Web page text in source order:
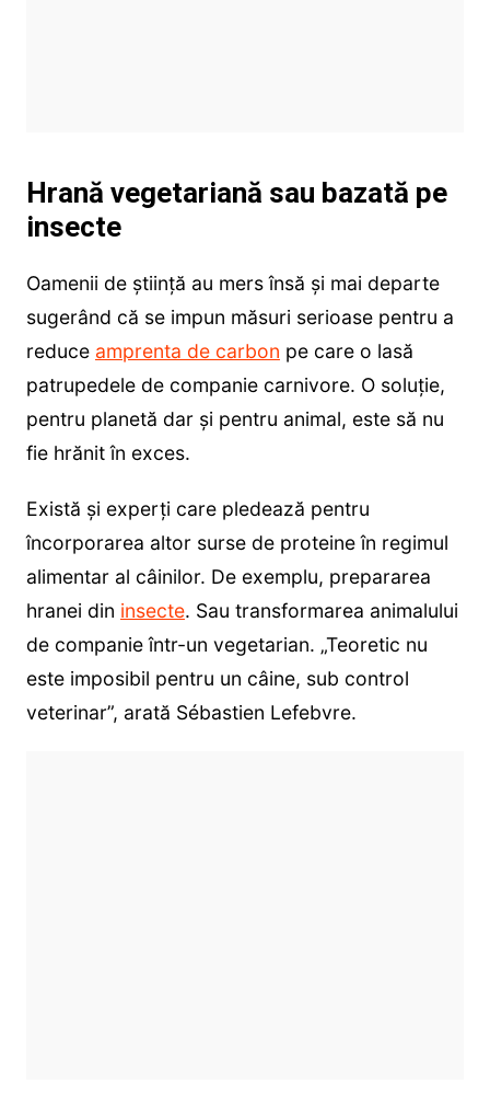
Hrană vegetariană sau bazată pe
insecte
Oamenii de știință au mers însă și mai departe
sugerând că se impun măsuri serioase pentru a
reduce amprenta de carbon pe care o lasă
patrupedele de companie carnivore. O soluție,
pentru planetă dar și pentru animal, este să nu
fie hrănit în exces.
Există și experți care pledează pentru
încorporarea altor surse de proteine în regimul
alimentar al câinilor. De exemplu, prepararea
hranei din insecte. Sau transformarea animalului
de companie într-un vegetarian. „Teoretic nu
este imposibil pentru un câine, sub control
veterinar”, arată Sébastien Lefebvre.